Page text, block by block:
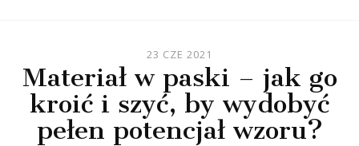
23 CZE 2021
Materiał w paski – jak go
kroić i szyć, by wydobyć
pełen potencjał wzoru?